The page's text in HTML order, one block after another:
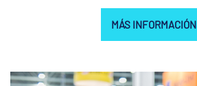
MÁS INFORMACIÓN